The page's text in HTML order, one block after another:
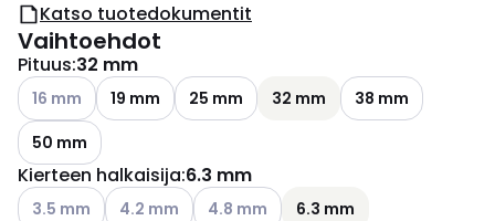
Katso tuotedokumentit
Vaihtoehdot
Pituus:32 mm
Katso käytettävissä olevat vaihtoehdot
16 mm 19 mm 25 mm 32 mm
38 mm
50 mm
Kierteen halkaisija:6.3 mm
Katso käytettävissä olevat vaihtoehdot
3.5 mm Katso käytettävissä olevat vaihtoehdot
4.2 mm Katso käytettävissä olevat
4.8 mm 6.3 mm